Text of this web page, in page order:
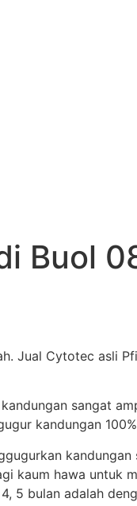
Buol
Jual Cytotec asli
sangat
kandungan
kaum hawa untuk
5 bulan adalah